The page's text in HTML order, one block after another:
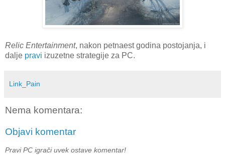
Relic Entertainment, nakon petnaest godina postojanja, i
dalje pravi izuzetne strategije za PC.
Link_Pain
Nema komentara:
Objavi komentar
Pravi PC igrači uvek ostave komentar!